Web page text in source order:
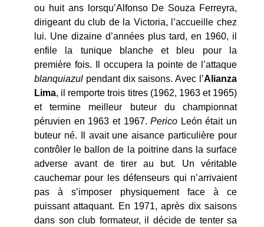
ou huit ans lorsqu’Alfonso De Souza Ferreyra,
dirigeant du club de la Victoria, l’accueille chez
lui. Une dizaine d’années plus tard, en 1960, il
enfile la tunique blanche et bleu pour la
première fois. Il occupera la pointe de l’attaque
blanquiazul pendant dix saisons. Avec l’Alianza
Lima, il remporte trois titres (1962, 1963 et 1965)
et termine meilleur buteur du championnat
péruvien en 1963 et 1967.Perico León était un
buteur né. Il avait une aisance particulière pour
contrôler le ballon de la poitrine dans la surface
adverse avant de tirer au but. Un véritable
cauchemar pour les défenseurs qui n’arrivaient
pas à s’imposer physiquement face à ce
puissant attaquant. En 1971, après dix saisons
dans son club formateur, il décide de tenter sa